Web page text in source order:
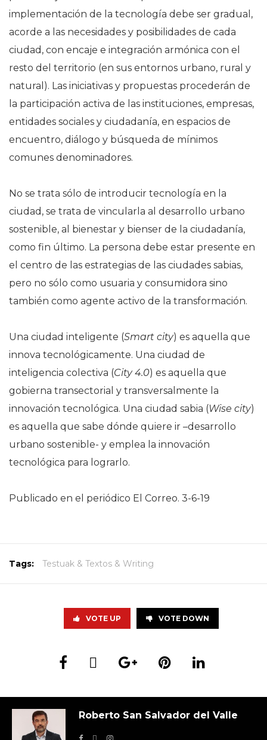
implementación de la tecnología debe ser gradual,
acorde a las necesidades y posibilidades de cada
ciudad, con encaje e integración armónica con el
resto del territorio (en sus entornos urbano, rural y
natural). Las iniciativas y propuestas procederán de
la participación activa de las instituciones, empresas,
entidades sociales y ciudadanía, en espacios de
encuentro, diálogo y búsqueda de mínimos
comunes denominadores.
No se trata sólo de introducir tecnología en la
ciudad, se trata de vincularla al desarrollo urbano
sostenible, al bienestar y bienser de la ciudadanía,
como fin último. La persona debe estar presente en
el centro de las estrategias de las ciudades sabias,
pero no sólo como usuaria y consumidora sino
también como agente activo de la transformación.
Una ciudad inteligente (Smart city) es aquella que
innova tecnológicamente. Una ciudad de
inteligencia colectiva (City 4.0) es aquella que
gobierna transectorial y transversalmente la
innovación tecnológica. Una ciudad sabia (Wise city)
es aquella que sabe dónde quiere ir –desarrollo
urbano sostenible- y emplea la innovación
tecnológica para lograrlo.
Publicado en el periódico El Correo. 3-6-19
Tags: Testuak & Textos & Writing
VOTE UP VOTE DOWN
Roberto San Salvador del Valle